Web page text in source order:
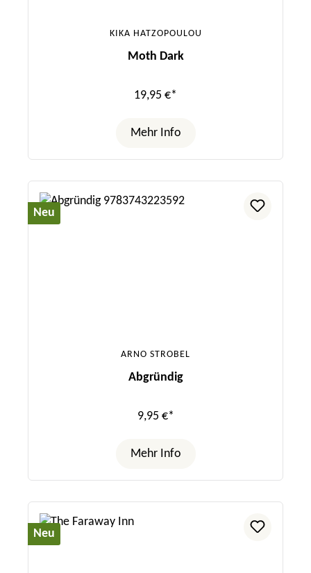
KIKA HATZOPOULOU
Moth Dark
19,95 €*
Mehr Info
Neu
ARNO STROBEL
Abgründig
9,95 €*
Mehr Info
Neu